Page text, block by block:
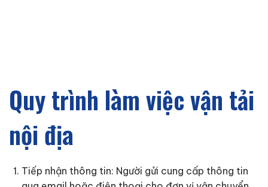
Quy trình làm việc vận tải
nội địa
Tiếp nhận thông tin: Người gửi cung cấp thông tin